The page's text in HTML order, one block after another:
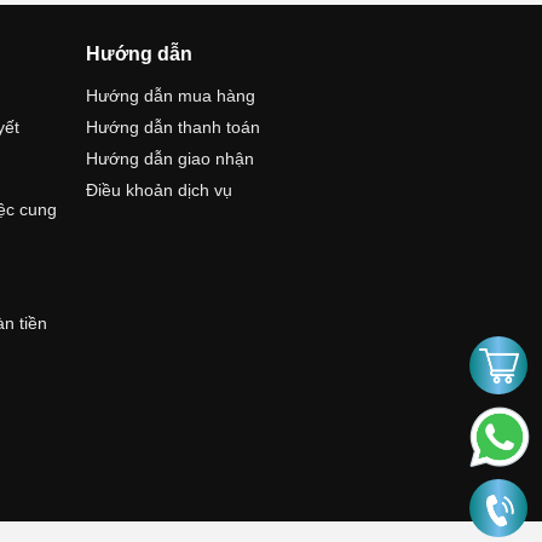
cung
tiền
Hướng dẫn
Hướng dẫn mua hàng
Hướng dẫn thanh toán
Hướng dẫn giao nhận
Điều khoản dịch vụ